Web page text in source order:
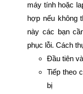
máy tính hoặc
hợp nếu không
này các bạn
phục lỗi. Cách
Đầu tiên
Tiếp theo
bị